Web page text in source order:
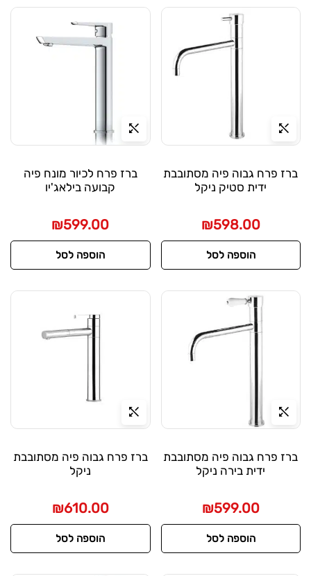
ברז פרח גבוה פיה מסתובבת
ידית סטיק ניקל
₪598.00
הוספה לסל
ברז פרח לכיור מונח פיה
קבועה בילאג'יו
₪599.00
הוספה לסל
ברז פרח גבוה פיה מסתובבת
ידית בירה ניקל
₪599.00
הוספה לסל
ברז פרח גבוה פיה מסתובבת
ניקל
₪610.00
הוספה לסל